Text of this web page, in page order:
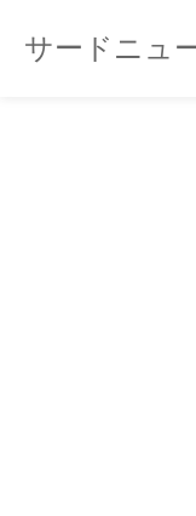
サードニュ